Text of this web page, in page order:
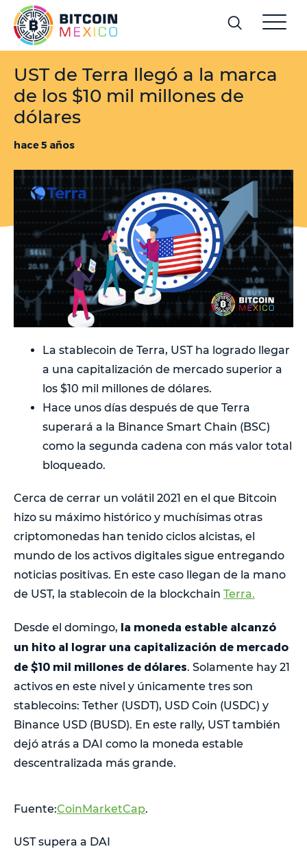
UST de Terra llegó a la marca
de los $10 mil millones de
dólares
hace 5 años
La stablecoin de Terra, UST ha logrado llegar
a una capitalización de mercado superior a
los $10 mil millones de dólares.
Hace unos días después de que Terra
superará a la Binance Smart Chain (BSC)
como la segunda cadena con más valor total
bloqueado.
Cerca de cerrar un volátil 2021 en el que Bitcoin
hizo su máximo histórico y muchísimas otras
criptomonedas han tenido ciclos alcistas, el
mundo de los activos digitales sigue entregando
noticias positivas. En este caso llegan de la mano
de UST, la stablecoin de la blockchain Terra.
Desde el domingo, la moneda estable alcanzó
un hito al lograr una capitalización de mercado
de $10 mil millones de dólares. Solamente hay 21
activos en este nivel y únicamente tres son
stablecoins: Tether (USDT), USD Coin (USDC) y
Binance USD (BUSD). En este rally, UST también
dejó atrás a DAI como la moneda estable
descentralizada más grande.
Fuente:CoinMarketCap.
UST supera a DAI